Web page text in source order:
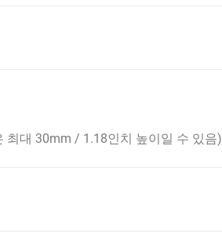
최대 30mm / 1.18인치 높이일 수 있음)